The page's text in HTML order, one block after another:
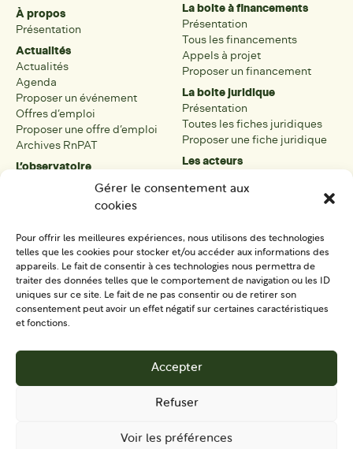
Gérer le consentement aux
cookies
Pour offrir les meilleures expériences, nous utilisons des technologies
telles que les cookies pour stocker et/ou accéder aux informations des
appareils. Le fait de consentir à ces technologies nous permettra de
traiter des données telles que le comportement de navigation ou les ID
uniques sur ce site. Le fait de ne pas consentir ou de retirer son
consentement peut avoir un effet négatif sur certaines caractéristiques
et fonctions.
Accepter
Refuser
Voir les préférences
À propos
Présentation
Actualités
Actualités
Agenda
Proposer un événement
Offres d’emploi
Proposer une offre d’emploi
Archives RnPAT
L’observatoire
Présentation de l’observatoire
La boîte à outils
Présentation
Tous les outils
Proposer un outil
La boite à financements
Présentation
Tous les financements
Appels à projet
Proposer un financement
La boite juridique
Présentation
Toutes les fiches juridiques
Proposer une fiche juridique
Les acteurs
Tous les acteurs
CONTACT
S'IMPLIQUER